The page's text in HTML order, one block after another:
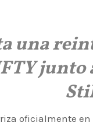
una
oficialmente